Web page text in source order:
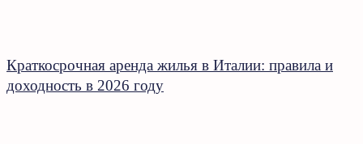
Краткосрочная аренда жилья в Италии: правила и
доходность в 2026 году